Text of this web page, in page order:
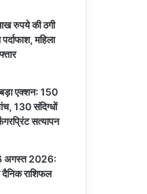
रुपये की ठगी
महिला
एक्शन: 150
130 संदिग्धों
सत्यापन
अगस्त 2026:
दैनिक राशिफल